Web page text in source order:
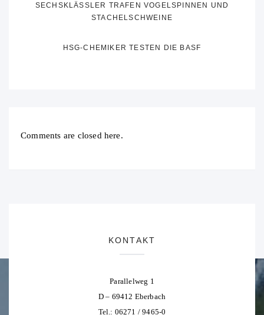
SECHSKLÄSSLER TRAFEN VOGELSPINNEN UND
STACHELSCHWEINE
HSG-CHEMIKER TESTEN DIE BASF
Comments are closed here.
KONTAKT
Parallelweg 1
D – 69412 Eberbach
Tel.: 06271 / 9465-0